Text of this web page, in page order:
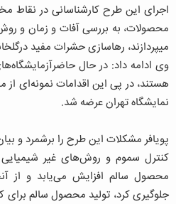
اجرای این طرح کارشناسانی در نقاط
محصولات، به بررسی آفات و زمان و
میپردازند، رهاسازی حشرات مفید
وی ادامه داد: در حال
هستند، در پی این اقدامات نمونه‌ای
نمایشگاه تهران عرضه شد.
پویافر مشکلات این طرح را برشمرد و
کنترل سموم و روش‌های غیر شیمیایی
محصول سالم افزایش می‌یابد و از
جلوگیری کرد، تولید محصول سالم برای